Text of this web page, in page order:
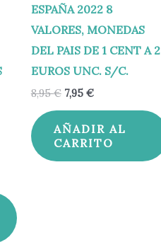
ESPAÑA 2022 8
VALORES, MONEDAS
DEL PAIS DE 1 CENT A 2
EUROS UNC. S/C.
8,95€ 7,95 €
AÑADIR AL
CARRITO